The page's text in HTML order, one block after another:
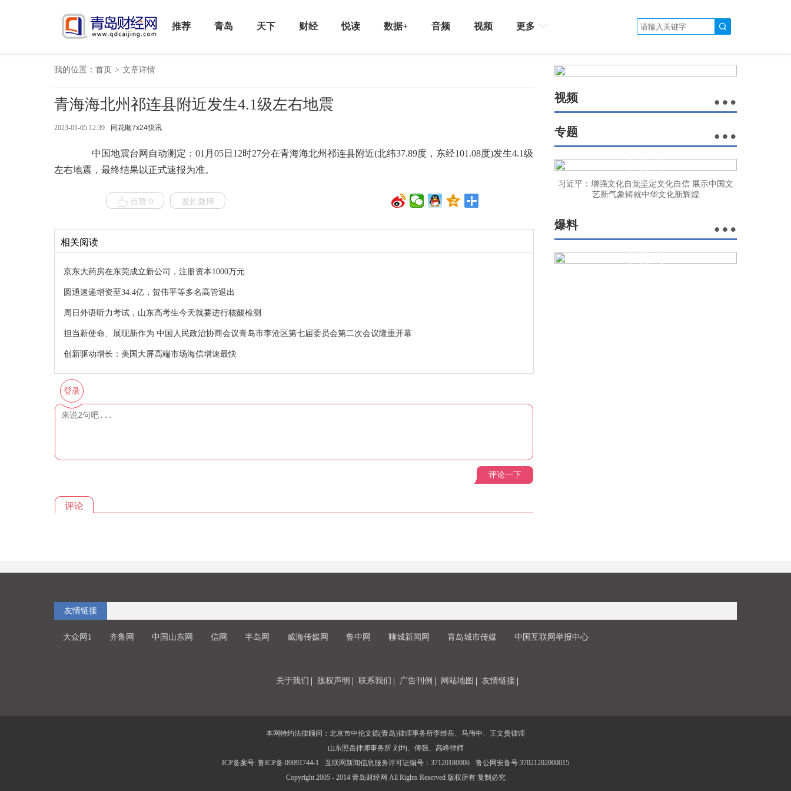
推荐 青岛 天下 财经 悦读 数据+ 音频 视频 更多
我的位置： 首页 > 文章详情
青海海北州祁连县附近发生4.1级左右地震
2023-01-05 12:39 同花顺7x24快讯
中国地震台网自动测定：01月05日12时27分在青海海北州祁连县附近(北纬37.89度，东经101.08度)发生4.1级
左右地震，最终结果以正式速报为准。
点赞 0 发长微博
相关阅读
京东大药房在东莞成立新公司，注册资本1000万元
圆通速递增资至34.4亿，贺伟平等多名高管退出
周日外语听力考试，山东高考生今天就要进行核酸检测
担当新使命、展现新作为 中国人民政治协商会议青岛市李沧区第七届委员会第二次会议隆重开幕
创新驱动增长：美国大屏高端市场海信增速最快
登录
评论一下
评论
视频
专题
习近平：增强文化自觉坚定文化自信 展示中国文
艺新气象铸就中华文化新辉煌
爆料
友情链接
大众网1 齐鲁网 中国山东网 信网 半岛网 威海传媒网 鲁中网 聊城新闻网 青岛城市传媒 中国互联网举报中心
关于我们 版权声明 联系我们 广告刊例 网站地图 友情链接
本网特约法律顾问：北京市中伦文德(青岛)律师事务所李维岳、马伟中、王文贵律师
山东照岳律师事务所 刘均、傅强、高峰律师
ICP备案号: 鲁ICP备:09091744-1
互联网新闻信息服务许可证编号：37120180006
鲁公网安备号:37021202000015
Copyright 2005 - 2014 青岛财经网 All Rights Reserved 版权所有 复制必究